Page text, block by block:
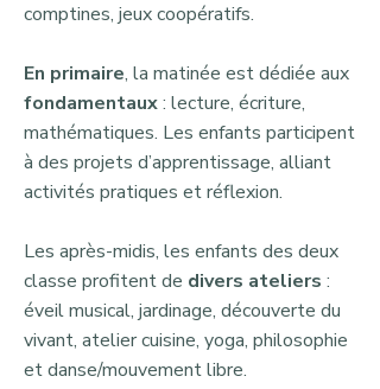
comptines, jeux coopératifs.
En primaire, la matinée est dédiée aux
fondamentaux: lecture, écriture,
mathématiques. Les enfants participent
à des projets d’apprentissage, alliant
activités pratiques et réflexion.
Les après-midis, les enfants des deux
classe profitent de divers ateliers :
éveil musical, jardinage, découverte du
vivant, atelier cuisine, yoga, philosophie
et danse/mouvement libre.